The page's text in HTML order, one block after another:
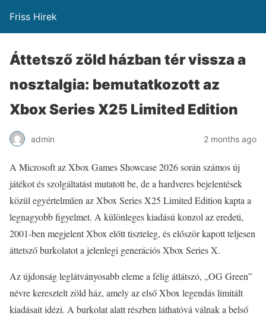
Friss Hirek
Áttetsző zöld házban tér vissza a
nosztalgia: bemutatkozott az
Xbox Series X25 Limited Edition
admin 2 months ago
A Microsoft az Xbox Games Showcase 2026 során számos új
játékot és szolgáltatást mutatott be, de a hardveres bejelentések
közül egyértelműen az Xbox Series X25 Limited Edition kapta a
legnagyobb figyelmet. A különleges kiadású konzol az eredeti,
2001-ben megjelent Xbox előtt tiszteleg, és először kapott teljesen
áttetsző burkolatot a jelenlegi generációs Xbox Series X.
Az újdonság leglátványosabb eleme a félig átlátszó, „OG Green”
névre keresztelt zöld ház, amely az első Xbox legendás limitált
kiadásait idézi. A burkolat alatt részben láthatóvá válnak a belső